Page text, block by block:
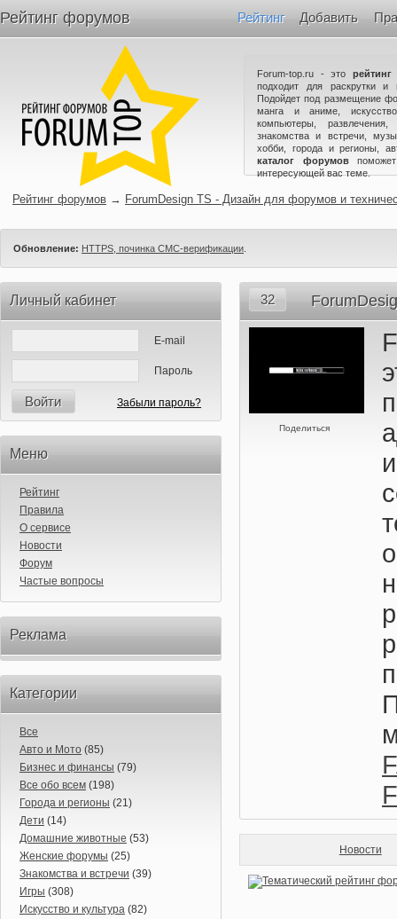
Рейтинг форумов Рейтинг Добавить
Forum-top.ru - это
подходит для раскрутки и
Подойдет под размещение
манга и аниме,
компьютеры,
знакомства и встречи,
хобби, города и регионы,
каталог форумов
интересующей вас теме.
Рейтинг форумов → ForumDesign TS - Дизайн для форумов и
Обновление: HTTPS, починка СМС-верификации
Личный кабинет
E-mail
Пароль
Войти Забыли пароль?
Меню
Рейтинг
Правила
О сервисе
Новости
Форум
Частые вопросы
Реклама
Категории
Все
Авто и Мото (85)
Бизнес и финансы (79)
Все обо всем (198)
Города и регионы (21)
Дети (14)
Домашние животные (53)
Женские форумы (25)
Знакомства и встречи (39)
Игры (308)
Искусство и культура (82)
32
Поделиться
Новости